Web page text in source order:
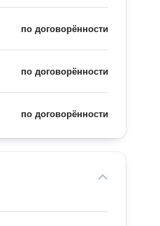
по договорённости
по договорённости
по договорённости